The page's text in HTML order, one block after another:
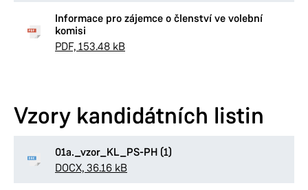
Informace pro zájemce o členství ve volební
komisi
PDF, 153.48 kB
Vzory kandidátních listin
01a._vzor_KL_PS-PH (1)
DOCX, 36.16 kB